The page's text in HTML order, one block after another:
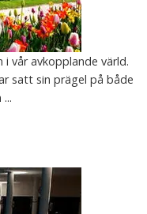
vår avkopplande värld.
satt sin prägel på både